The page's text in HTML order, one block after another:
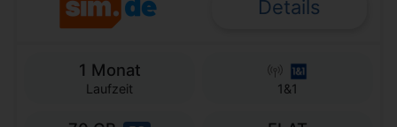
Details
1 Monat
Laufzeit 1&1